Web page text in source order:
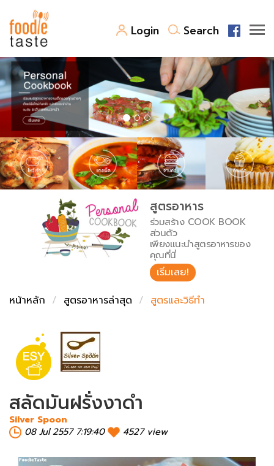
Login Search
สูตรอาหาร
สูตรอาหารล่าสุด
Top Foodie
พาไปชิม
สารพันก้นครัว
เคล็ดลับน่ารู้
เปรียบเทียบหน่วยการตวง
เปรียบเทียบอุณหภูมิ
เปรียบเทียบน้ำหนักวัตถุดิบ
FoodPedia
สร้าง Cookbook
สูตรอาหาร
ร่วมสร้าง COOK BOOK
ส่วนตัว
เพียงแนะนำสูตรอาหารของ
คุณที่นี่
เริ่มเลย!
หน้าหลัก
สูตรอาหารล่าสุด สูตรและวิธีทำ
สลัดมันฝรั่งงาดำ
Silver Spoon
08 Jul 2557 7:19:40
4527 view